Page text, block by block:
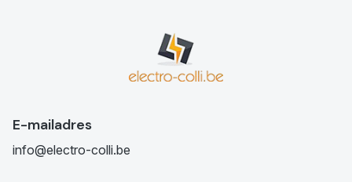
E-mailadres
info@electro-colli.be